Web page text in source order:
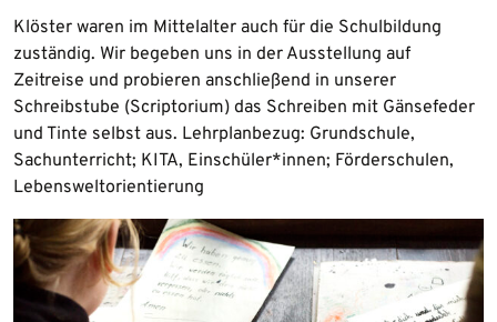
Klöster waren im Mittelalter auch für die Schulbildung
zuständig. Wir begeben uns in der Ausstellung auf
Zeitreise und probieren anschließend in unserer
Schreibstube (Scriptorium) das Schreiben mit Gänsefeder
und Tinte selbst aus. Lehrplanbezug: Grundschule,
Sachunterricht; KITA, Einschüler*innen; Förderschulen,
Lebensweltorientierung